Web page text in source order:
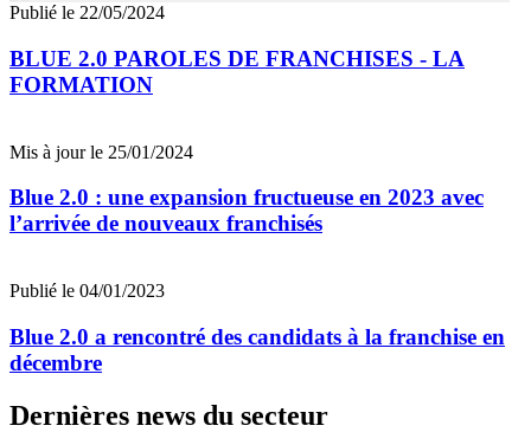
Publié le 22/05/2024
BLUE 2.0 PAROLES DE FRANCHISES - LA
FORMATION
Mis à jour le 25/01/2024
Blue 2.0 : une expansion fructueuse en 2023 avec
l’arrivée de nouveaux franchisés
Publié le 04/01/2023
Blue 2.0 a rencontré des candidats à la franchise en
décembre
Dernières news du secteur